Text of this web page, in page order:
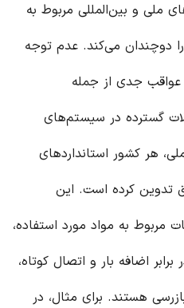
ملی و بین‌المللی مربوط به
دوچندان می‌کند. عدم توجه
عواقب جدی از جمله
گسترده در سیستم‌های
هر کشور استانداردهای
تدوین کرده است. این
مربوط به مواد مورد استفاده،
اضافه بار و اتصال کوتاه،
هستند. برای مثال، در